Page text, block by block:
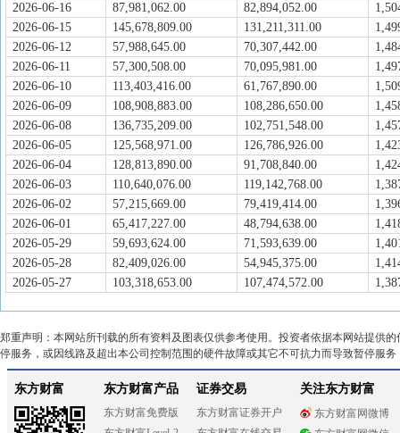
2026-06-16
87,981,062.00 82,894,052.00
2026-06-15
145,678,809.00 131,211,311.00
2026-06-12
57,988,645.00 70,307,442.00
2026-06-11
57,300,508.00 70,095,981.00
2026-06-10
113,403,416.00 61,767,890.00
2026-06-09
108,908,883.00 108,286,650.00
2026-06-08
136,735,209.00 102,751,548.00
2026-06-05
125,568,971.00 126,786,926.00
2026-06-04
128,813,890.00 91,708,840.00
2026-06-03
110,640,076.00 119,142,768.00
2026-06-02
57,215,669.00 79,419,414.00
2026-06-01
65,417,227.00 48,794,638.00
2026-05-29
59,693,624.00 71,593,639.00
2026-05-28
82,409,026.00 54,945,375.00
2026-05-27
103,318,653.00 107,474,572.00
郑重声明：本网站所刊载的所有资料及图表仅供参考使用。投资者依据本网站提供
停服务，或因线路及超出本公司控制范围的硬件故障或其它不可抗力而导致暂停服